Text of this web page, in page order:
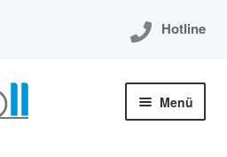
Hotline
Menü